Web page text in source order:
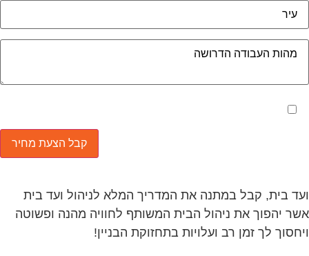
מאשר את תנאי הפרטיות
בית, קבל במתנה את המדריך המלא לניהול ועד בית
יהפוך את ניהול הבית המשותף לחוויה מהנה ופשוטה
לך זמן רב ועלויות בתחזוקת הבניין!